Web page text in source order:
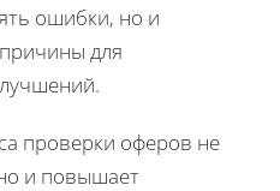
ошибки, но и
для
проверки оферов не
и повышает